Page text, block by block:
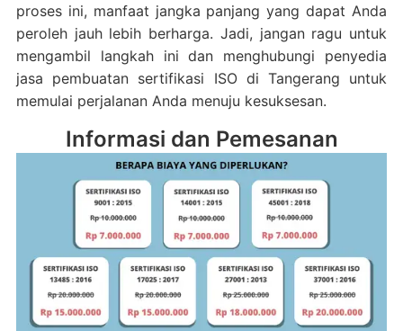
proses ini, manfaat jangka panjang yang dapat Anda
peroleh jauh lebih berharga. Jadi, jangan ragu untuk
mengambil langkah ini dan menghubungi penyedia
jasa pembuatan sertifikasi ISO di Tangerang untuk
memulai perjalanan Anda menuju kesuksesan.
Informasi dan Pemesanan